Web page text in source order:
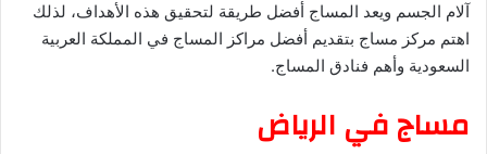
و
ن
ي
آلام الجسم ويعد المساج أفضل طريقة لتحقيق هذه الأهداف، لذلك
اهتم مركز مساج بتقديم أفضل مراكز المساج في المملكة العربية
السعودية وأهم فنادق المساج.
مساج في الرياض